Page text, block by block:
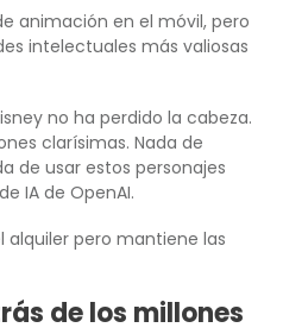
animación en el móvil, pero
intelectuales más valiosas
no ha perdido la cabeza.
clarísimas. Nada de
de usar estos personajes
IA de OpenAI.
alquiler pero mantiene las
de los millones